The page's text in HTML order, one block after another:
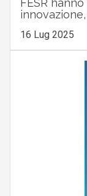
FESR
16 Lug 2025